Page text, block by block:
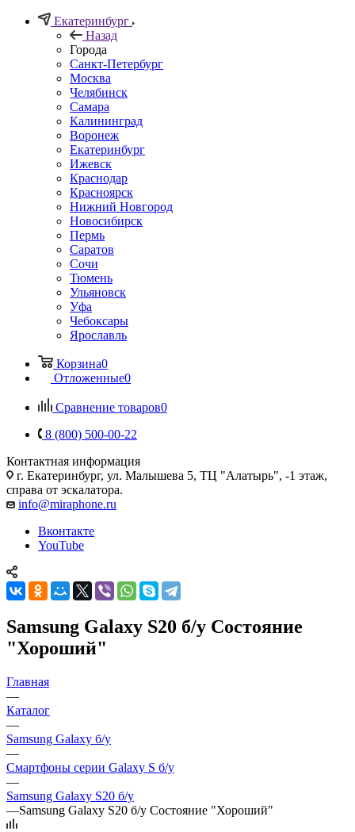
Екатеринбург
Назад
Города
Санкт-Петербург
Москва
Челябинск
Самара
Калининград
Воронеж
Екатеринбург
Ижевск
Краснодар
Красноярск
Нижний Новгород
Новосибирск
Пермь
Саратов
Сочи
Тюмень
Ульяновск
Уфа
Чебоксары
Ярославль
Корзина0
Отложенные0
Сравнение товаров0
8 (800) 500-00-22
Контактная информация
г. Екатеринбург, ул. Малышева 5, ТЦ "Алатырь", -1 этаж,
справа от эскалатора.
info@miraphone.ru
Вконтакте
YouTube
Samsung Galaxy S20 б/у Состояние
"Хороший"
Главная
—
Каталог
—
Samsung Galaxy б/у
—
Смартфоны серии Galaxy S б/у
—
Samsung Galaxy S20 б/у
—Samsung Galaxy S20 б/у Состояние "Хороший"